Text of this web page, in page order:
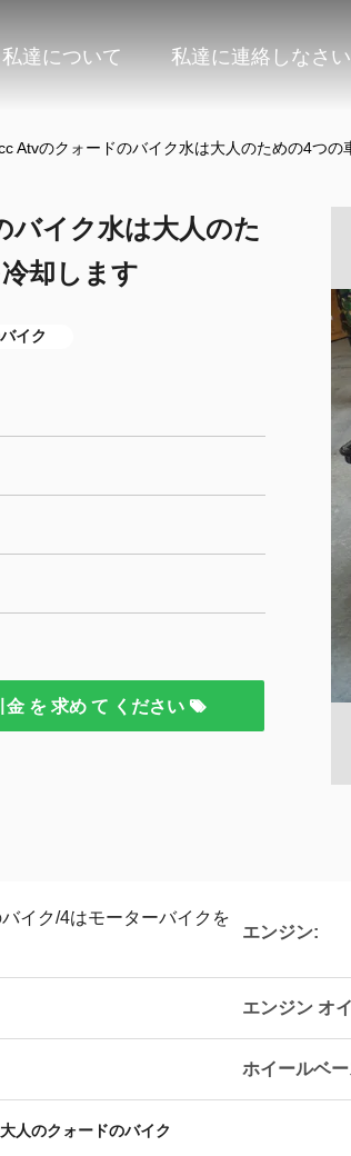
私達について 私達に連絡しなさい
Atvのクォードのバイク水は大人のための4つ
バイク水は大人のた
却します
イク
金 を 求め て ください
イク/4はモーターバイクを
エンジン:
エンジン オ
ホイールベ
大人のクォードのバイク